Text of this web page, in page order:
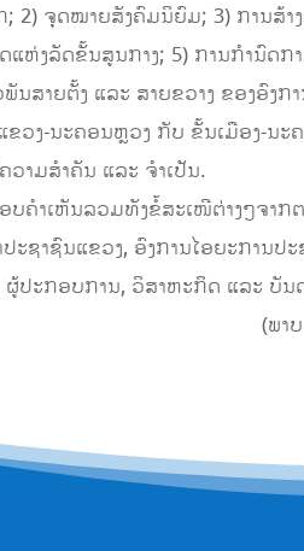
2) ຈຸດໝາຍສັງຄົມນິຍົມ; 3) ການສ້າ
ແຫ່ງລັດຂັ້ນສູນກາງ; 5) ການກໍານົດ
ສາຍຕັ້ງ ແລະ ສາຍຂວາງ ຂອງອົງ
ວງ-ນະຄອນຫຼວງ ກັບ ຂັ້ນເມືອງ-ນະ
າມສຳຄັນ ແລະ ຈຳເປັນ.
ຄຳເຫັນລວມທັງຂໍ້ສະເໜີຕ່າງໆຈາກ
ະຊາຊົນແຂວງ, ອົງການໄອຍະການ
ປະກອບການ, ວິສາຫະກິດ ແລະ ບັນ
(ພາ